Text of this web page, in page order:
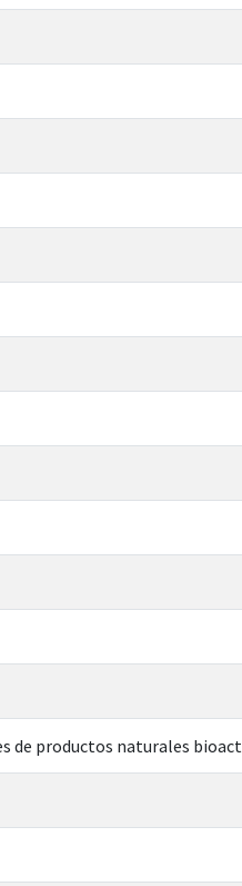
de productos naturales